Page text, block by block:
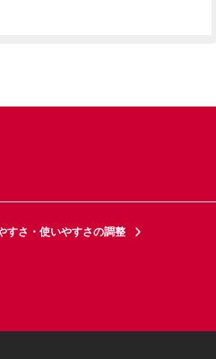
すさ・使いやすさの調整